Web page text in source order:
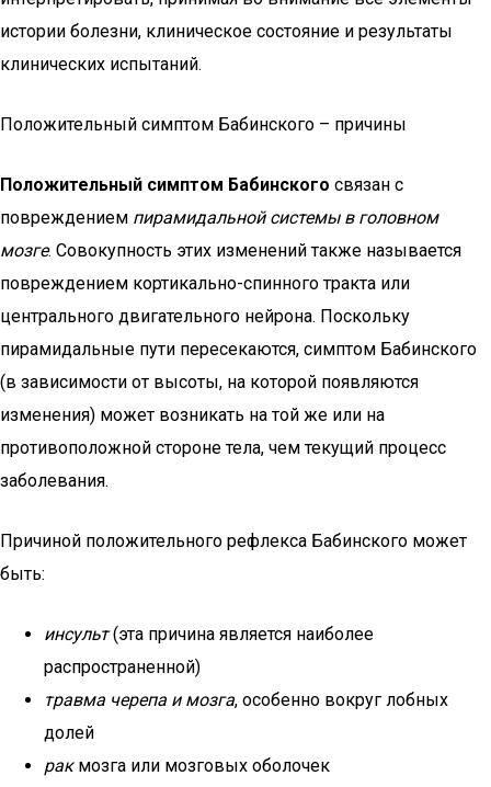
истории болезни, клиническое состояние и результаты
клинических испытаний.
Положительный симптом Бабинского – причины
Положительный симптом Бабинского связан с
повреждением пирамидальной системы в головном
мозге. Совокупность этих изменений также называется
повреждением кортикально-спинного тракта или
центрального двигательного нейрона. Поскольку
пирамидальные пути пересекаются, симптом Бабинского
(в зависимости от высоты, на которой появляются
изменения) может возникать на той же или на
противоположной стороне тела, чем текущий процесс
заболевания.
Причиной положительного рефлекса Бабинского может
быть:
инсульт(эта причина является наиболее
распространенной)
травма черепа и мозга, особенно вокруг лобных
долей
ракмозга или мозговых оболочек